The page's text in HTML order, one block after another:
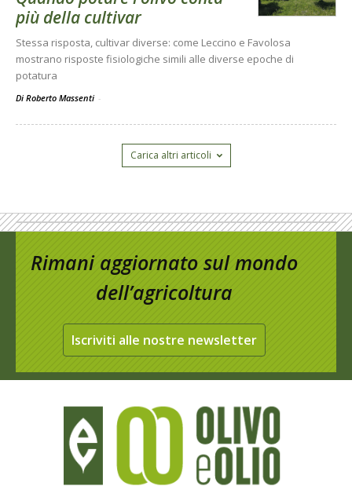
più della cultivar
Stessa risposta, cultivar diverse: come Leccino e Favolosa
mostrano risposte fisiologiche simili alle diverse epoche di
potatura
Di Roberto Massenti -
Carica altri articoli
Rimani aggiornato sul mondo
dell’agricoltura
Iscriviti alle nostre newsletter